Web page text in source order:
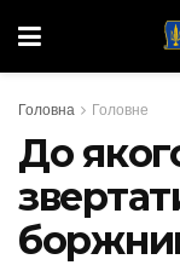
Головна Головне
До